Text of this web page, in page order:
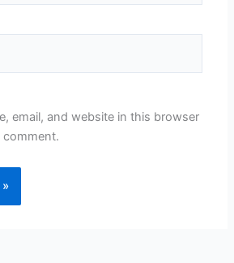
email, and website in this browser